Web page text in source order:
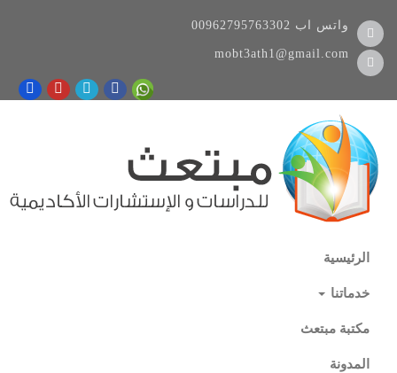
00962795763302 واتس اب
mobt3ath1@gmail.com
الرئيسية
خدماتنا
مكتبة مبتعث
المدونة